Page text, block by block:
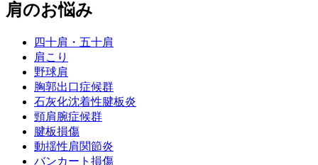
肩のお悩み
四十肩・五十肩
肩こり
野球肩
胸郭出口症候群
石灰化沈着性腱板炎
頸肩腕症候群
腱板損傷
動揺性肩関節炎
バンカート損傷